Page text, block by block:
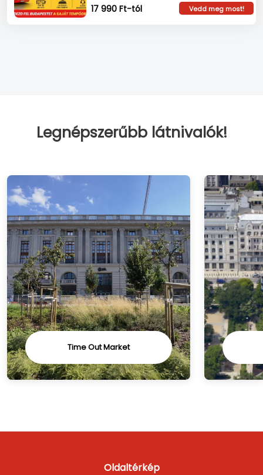
17 990 Ft-tól Vedd meg most!
Legnépszerűbb látnivalók!
Time Out Market
Oldaltérkép